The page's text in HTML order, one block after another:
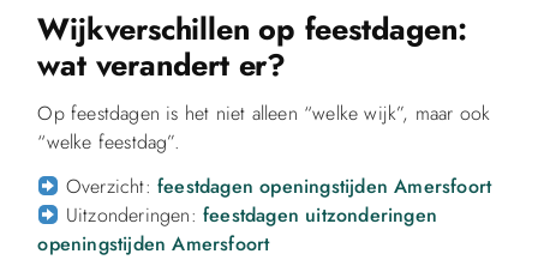
Wijkverschillen op feestdagen:
wat verandert er?
Op feestdagen is het niet alleen “welke wijk”, maar ook
“welke feestdag”.
Overzicht: feestdagen openingstijden Amersfoort
Uitzonderingen: feestdagen uitzonderingen
openingstijden Amersfoort